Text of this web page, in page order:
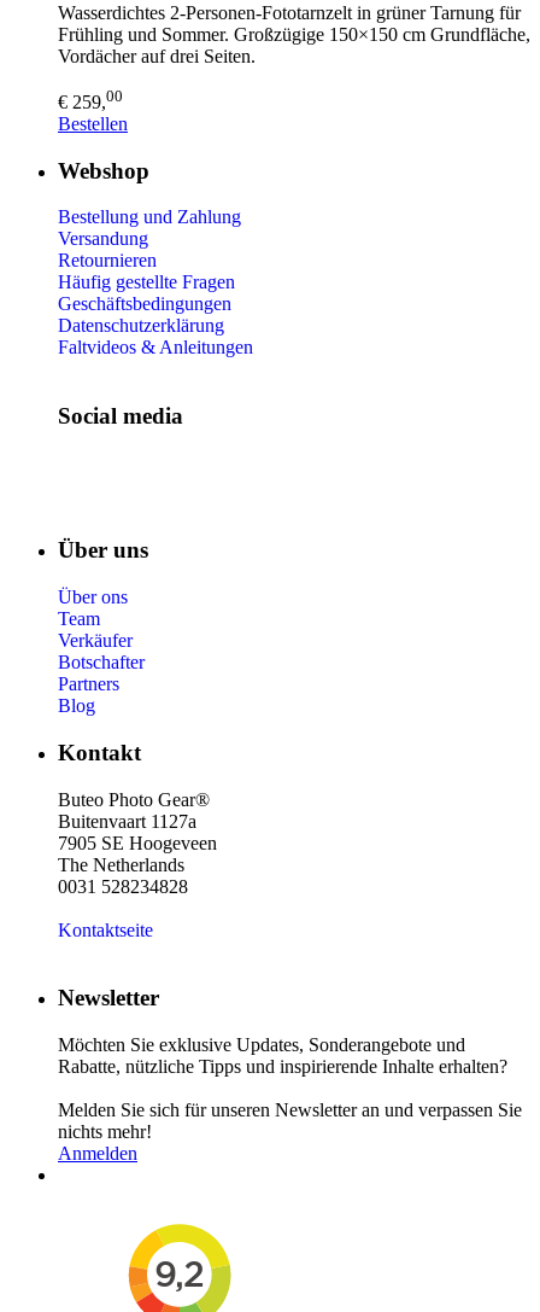
Wasserdichtes 2-Personen-Fototarnzelt in grüner Tarnung für
Frühling und Sommer. Großzügige 150×150 cm Grundfläche,
Vordächer auf drei Seiten.
€ 259,00
Bestellen
Webshop
Bestellung und Zahlung
Versandung
Retournieren
Häufig gestellte Fragen
Geschäftsbedingungen
Datenschutzerklärung
Faltvideos & Anleitungen
Social media
Über uns
Über ons
Team
Verkäufer
Botschafter
Partners
Blog
Kontakt
Buteo Photo Gear®
Buitenvaart 1127a
7905 SE Hoogeveen
The Netherlands
0031 528234828
Kontaktseite
Newsletter
Möchten Sie exklusive Updates, Sonderangebote und
Rabatte, nützliche Tipps und inspirierende Inhalte erhalten?
Melden Sie sich für unseren Newsletter an und verpassen Sie
nichts mehr!
Anmelden